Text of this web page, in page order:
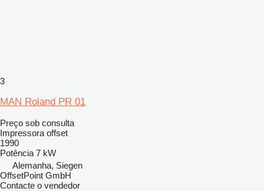
3
MAN Roland PR 01
Preço sob consulta
Impressora offset
1990
Potência 7 kW
Alemanha, Siegen
OffsetPoint GmbH
Contacte o vendedor